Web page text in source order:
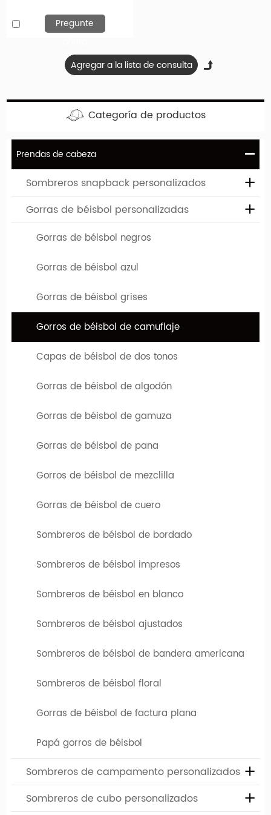
Diseña tu sombrero favorito
Si necesita sombreros personalizados de alta calidad, ha
venido al lugar correcto. Hengxing Caps Factory (hx-
caps.com) le ofrece la oportunidad de diseñar su propio
sombrero. Puede elegir entre varios sombreros diferentes,
que difieren tanto en el tipo de modelo como en color. El
logotipo o diseño de su empresa se puede imprimir o bordar
en estos límites personalizados.
Búsqueda relacionada con camuflaje de gorros de béisbol
Sombreros de camionero personalizados
campamento personalizados|Sombreros personalizados
Pregunte
Categoría de productos
Prendas de cabeza
Sombreros snapback personalizados
Gorras de béisbol personalizadas
Gorras de béisbol negros
Gorras de béisbol azul
Gorras de béisbol grises
Gorros de béisbol de camuflaje
Capas de béisbol de dos tonos
Gorras de béisbol de algodón
Gorras de béisbol de gamuza
Gorras de béisbol de pana
Gorros de béisbol de mezclilla
Gorras de béisbol de cuero
Sombreros de béisbol de bordado
Sombreros de béisbol impresos
Sombreros de béisbol en blanco
Sombreros de béisbol ajustados
Sombreros de béisbol de bandera americana
Sombreros de béisbol floral
Gorras de béisbol de factura plana
Papá gorros de béisbol
Sombreros de campamento personalizados
Sombreros de cubo personalizados